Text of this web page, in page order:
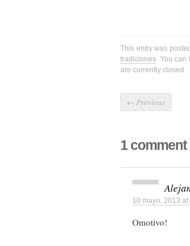
This entry was
tradiciones. You can
are currently closed.
← Previous
1 comment
10 mayo, 2013 at
Omotivo!